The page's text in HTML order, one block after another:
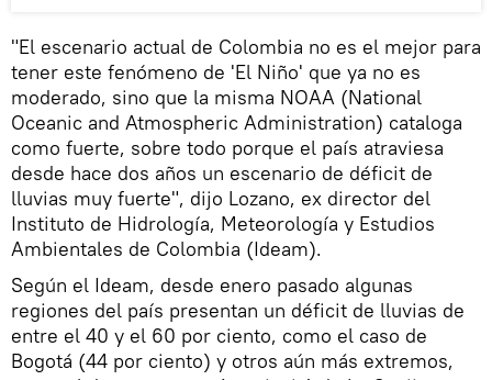
"El escenario actual de Colombia no es el mejor para
tener este fenómeno de 'El Niño' que ya no es
moderado, sino que la misma NOAA (National
Oceanic and Atmospheric Administration) cataloga
como fuerte, sobre todo porque el país atraviesa
desde hace dos años un escenario de déficit de
lluvias muy fuerte", dijo Lozano, ex director del
Instituto de Hidrología, Meteorología y Estudios
Ambientales de Colombia (Ideam).
Según el Ideam, desde enero pasado algunas
regiones del país presentan un déficit de lluvias de
entre el 40 y el 60 por ciento, como el caso de
Bogotá (44 por ciento) y otros aún más extremos,